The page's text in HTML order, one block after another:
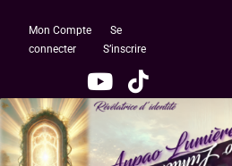
Mon Compte
Se
connecter
S’inscrire